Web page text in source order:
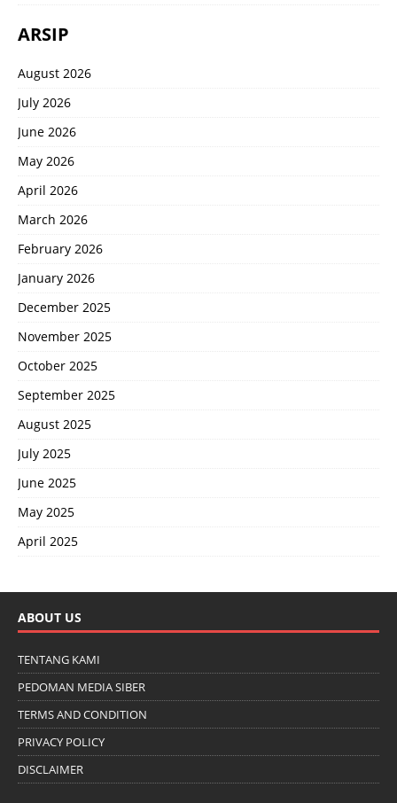
ARSIP
August 2026
July 2026
June 2026
May 2026
April 2026
March 2026
February 2026
January 2026
December 2025
November 2025
October 2025
September 2025
August 2025
July 2025
June 2025
May 2025
April 2025
ABOUT US
TENTANG KAMI
PEDOMAN MEDIA SIBER
TERMS AND CONDITION
PRIVACY POLICY
DISCLAIMER